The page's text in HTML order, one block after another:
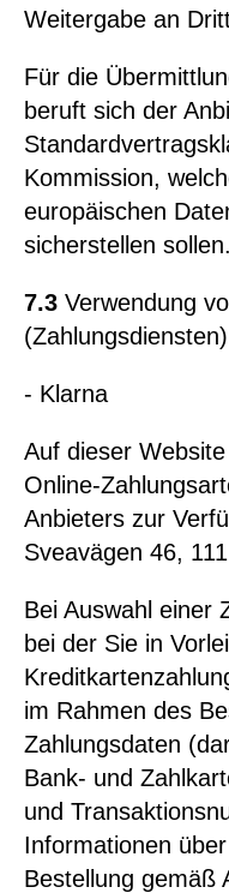
Weitergabe an
Für die
beruft sich der
Kommission,
europäischen
sicherstellen sollen.
7.3 Verwendung
(Zahlungsdiensten)
- Klarna
Auf dieser
Online-
Anbieters zur
Sveavägen 46,
Bei Auswahl einer
bei der Sie in
im Rahmen des
Zahlungsdaten
Bank- und
und
Informationen
Bestellung gemäß